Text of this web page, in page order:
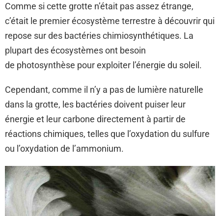
Comme si cette grotte n’était pas assez étrange,
c’était le premier écosystème terrestre à découvrir qui
repose sur des bactéries chimiosynthétiques. La
plupart des écosystèmes ont besoin
de photosynthèse pour exploiter l’énergie du soleil.
Cependant, comme il n’y a pas de lumière naturelle
dans la grotte, les bactéries doivent puiser leur
énergie et leur carbone directement à partir de
réactions chimiques, telles que l’oxydation du sulfure
ou l’oxydation de l’ammonium.